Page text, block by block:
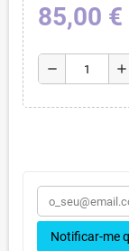
85,00 €
remove add
Notificar-me